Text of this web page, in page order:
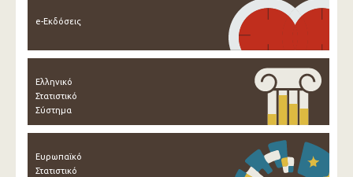
e-Εκδόσεις
Ελληνικό
Στατιστικό
Σύστημα
Ευρωπαϊκό
Στατιστικό